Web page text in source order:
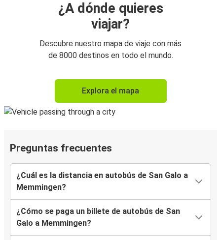
¿A dónde quieres
viajar?
Descubre nuestro mapa de viaje con más
de 8000 destinos en todo el mundo.
Explora el mapa
Preguntas frecuentes
¿Cuál es la distancia en autobús de San Galo a
Memmingen?
¿Cómo se paga un billete de autobús de San
Galo a Memmingen?